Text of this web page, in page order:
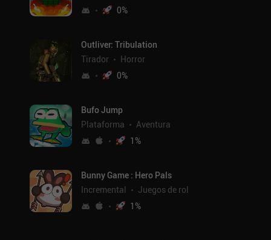
0%
Outliver: Tribulation
Tirador
Horror
0%
Bufo Jump
Plataforma
Aventura
1%
Bunny Game : Hero Pals
Incremental
Juegos de rol
1%